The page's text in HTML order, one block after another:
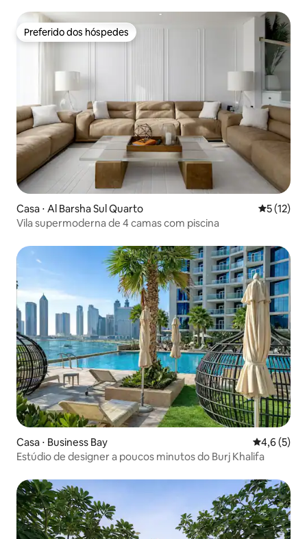
Preferido dos hóspedes
Preferido dos hóspedes
Casa ⋅ Al Barsha Sul Quarto 5 de uma
5 (12)
Vila supermoderna de 4 camas com piscina
Casa ⋅ Business Bay 4,6 de
4,6 (5)
Estúdio de designer a poucos minutos do Burj Khalifa